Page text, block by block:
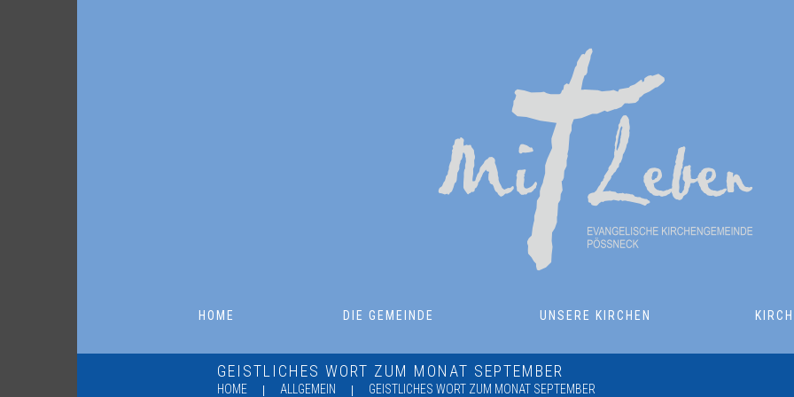
HOME DIE GEMEINDE UNSERE KIRCHEN
GEISTLICHES WORT ZUM MONAT SEPTEMBER
HOME ALLGEMEIN GEISTLICHES WORT ZUM MONAT SEPTEMBER